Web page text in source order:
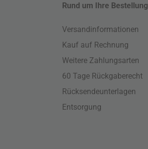
Rund um Ihre Bestellung
Versandinformationen
Kauf auf Rechnung
Weitere Zahlungsarten
60 Tage Rückgaberecht
Rücksendeunterlagen
Entsorgung